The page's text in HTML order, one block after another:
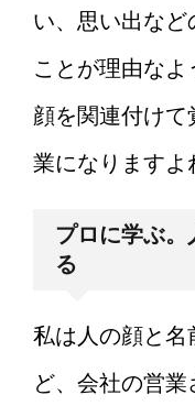
い、思い出な
ことが理由なよ
顔を関連付け
業になりますよ
プロに学ぶ。
る
私は人の顔と名
ど、会社の営